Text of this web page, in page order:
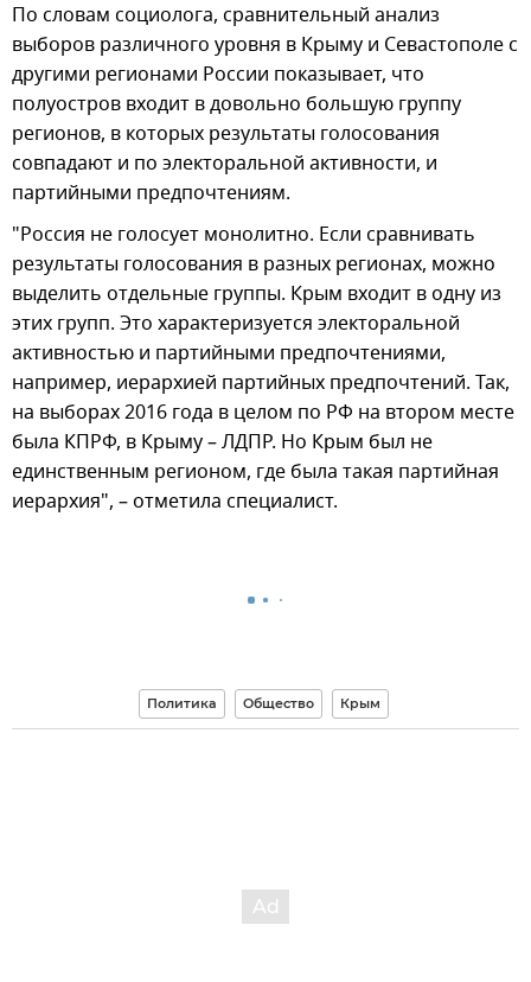
По словам социолога, сравнительный анализ
выборов различного уровня в Крыму и Севастополе с
другими регионами России показывает, что
полуостров входит в довольно большую группу
регионов, в которых результаты голосования
совпадают и по электоральной активности, и
партийными предпочтениям.
"Россия не голосует монолитно. Если сравнивать
результаты голосования в разных регионах, можно
выделить отдельные группы. Крым входит в одну из
этих групп. Это характеризуется электоральной
активностью и партийными предпочтениями,
например, иерархией партийных предпочтений. Так,
на выборах 2016 года в целом по РФ на втором месте
была КПРФ, в Крыму – ЛДПР. Но Крым был не
единственным регионом, где была такая партийная
иерархия", – отметила специалист.
Политика Общество Крым